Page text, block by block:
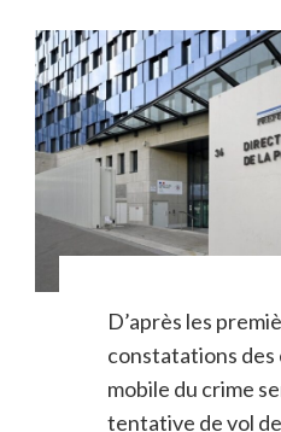
D’après les
constatations
mobile du crime
tentative de vol